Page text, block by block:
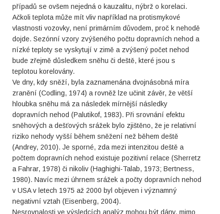
případů se ovšem nejedná o kauzalitu, nýbrž o korelaci.
Ačkoli teplota může mít vliv například na protismykové
vlastnosti vozovky, není primárním důvodem, proč k nehodě
dojde. Sezónní vzory zvýšeného počtu dopravních nehod a
nízké teploty se vyskytují v zimě a zvýšený počet nehod
bude zřejmě důsledkem sněhu či deště, které jsou s
teplotou korelovány.
Ve dny, kdy sněží, byla zaznamenána dvojnásobná míra
zranění (Codling, 1974) a rovněž lze učinit závěr, že větší
hloubka sněhu má za následek mírnější následky
dopravních nehod (Palutikof, 1983). Při srovnání efektu
sněhových a dešťových srážek bylo zjištěno, že je relativní
riziko nehody vyšší během sněžení než během deště
(Andrey, 2010). Je sporné, zda mezi intenzitou deště a
počtem dopravních nehod existuje pozitivní relace (Sherretz
a Fahrar, 1978) či nikoliv (Haghighi-Talab, 1973; Bertness,
1980). Navíc mezi úhrnem srážek a počty dopravních nehod
v USA v letech 1975 až 2000 byl objeven i významný
negativní vztah (Eisenberg, 2004).
Nesrovnalosti ve výsledcích analýz mohou být dány, mimo